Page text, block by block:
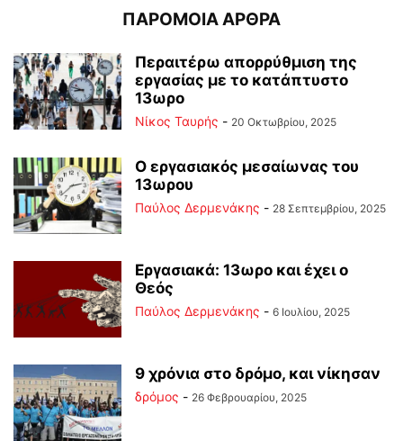
ΠΑΡΟΜΟΙΑ ΑΡΘΡΑ
Περαιτέρω απορρύθμιση της
εργασίας με το κατάπτυστο
13ωρο
Νίκος Ταυρής - 20 Οκτωβρίου, 2025
Ο εργασιακός μεσαίωνας του
13ωρου
Παύλος Δερμενάκης - 28 Σεπτεμβρίου, 2025
Εργασιακά: 13ωρο και έχει ο
Θεός
Παύλος Δερμενάκης - 6 Ιουλίου, 2025
9 χρόνια στο δρόμο, και νίκησαν
δρόμος - 26 Φεβρουαρίου, 2025